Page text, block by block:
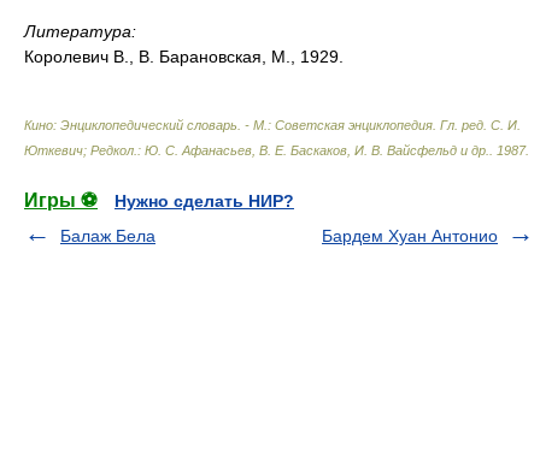
Литература:
Королевич В., В. Барановская, М., 1929.
Кино: Энциклопедический словарь. - М.: Советская энциклопедия Гл. ред. С. И.
Юткевич; Редкол.: Ю. С. Афанасьев, В. Е. Баскаков, И. В. Вайсфельд и др.
1987.
Игры ⚽
Нужно сделать НИР?
Балаж Бела
Бардем Хуан Антонио